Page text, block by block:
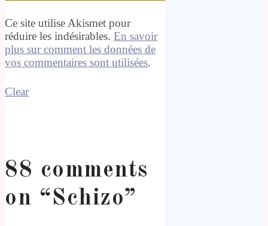
Ce site utilise Akismet pour
réduire les indésirables. En savoir
plus sur comment les données de
vos commentaires sont utilisées.
Clear
88 comments
on “Schizo”